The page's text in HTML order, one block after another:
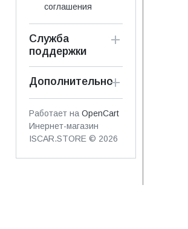
соглашения
Служба
поддержки
Дополнительно
Работает на OpenCart
Инернет-магазин
ISCAR.STORE © 2026